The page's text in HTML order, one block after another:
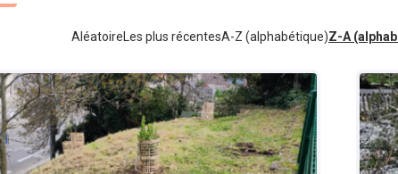
Aléatoire Les plus récentesA-Z (alphabétique)Z-A